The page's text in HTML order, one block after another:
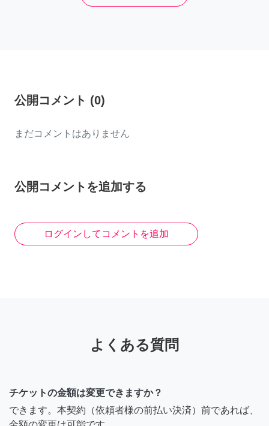
公開コメント (0)
まだコメントはありません
公開コメントを追加する
ログインしてコメントを追加
よくある質問
チケットの金額は変更できますか？
できます。本契約（依頼者様の前払い決済）前であれば、